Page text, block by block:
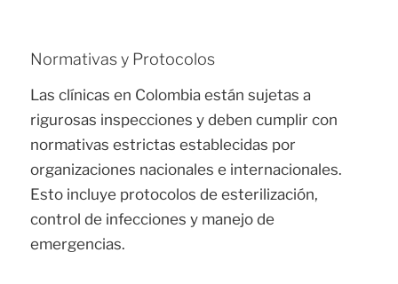
Normativas y Protocolos
Las clínicas en Colombia están sujetas a
rigurosas inspecciones y deben cumplir con
normativas estrictas establecidas por
organizaciones nacionales e internacionales.
Esto incluye protocolos de esterilización,
control de infecciones y manejo de
emergencias.